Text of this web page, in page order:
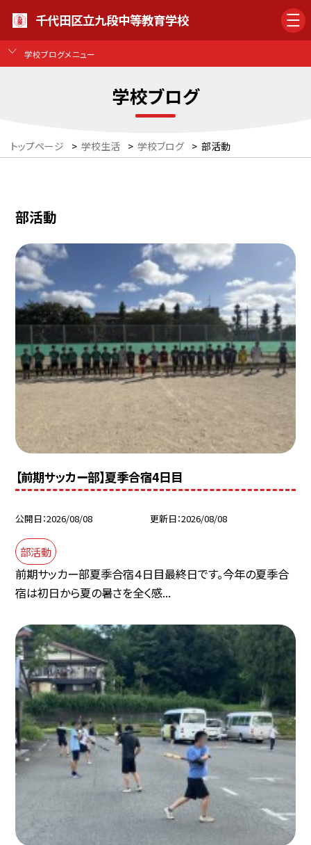
千代田区立九段中等教育学校
学校ブログメニュー
学校ブログ
トップページ > 学校生活 > 学校ブログ > 部活動
部活動
【前期サッカー部】夏季合宿4日目
公開日 2026/08/08 更新日 2026/08/08
部活動
前期サッカー部夏季合宿４日目最終日です。今年の夏季合
宿は初日から夏の暑さを全く感...